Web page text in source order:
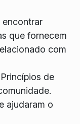
encontrar
que fornecem
com
Princípios de
ajudaram o